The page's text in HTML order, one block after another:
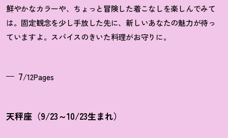
鮮やかなカラーや、ちょっと冒険した着こなしを楽しんでみて
は。固定観念を少し手放した先に、新しいあなたの魅力が待っ
ていますよ。スパイスのきいた料理がお守りに。
7/12Pages
天秤座（9/23～10/23生まれ）